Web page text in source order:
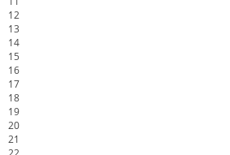
12
13
14
15
16
17
18
19
20
21